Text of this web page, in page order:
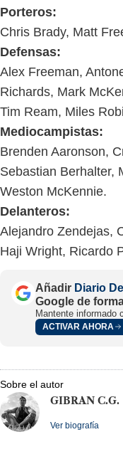
Porteros:
Chris Brady, Matt
Defensas:
Alex Freeman,
Richards, Mark
Tim Ream, Miles
Mediocampistas:
Brenden Aaronson,
Sebastian Berhalter,
Weston McKennie.
Delanteros:
Alejandro Zendejas,
Haji Wright, Ricardo
Añadir Diario
Google de
Mantente informado
ACTIVAR AHORA
Sobre el autor
GIBRAN C.G.
Ver biografía